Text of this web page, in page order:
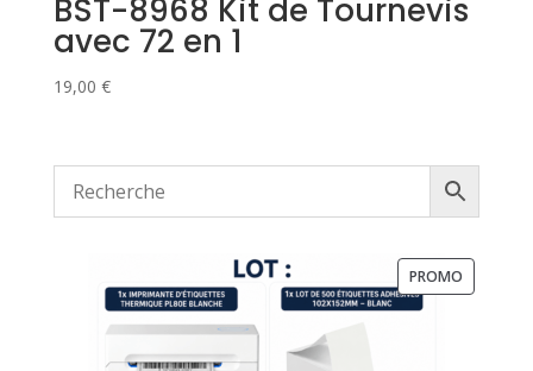
BST-8968 Kit de Tournevis
avec 72 en 1
19,00 €
PROMO